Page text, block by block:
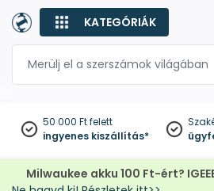
KATEGÓRIÁK
50 000 Ft felett
ingyenes kiszállítás*
Milwaukee akku 100 Ft-ért?